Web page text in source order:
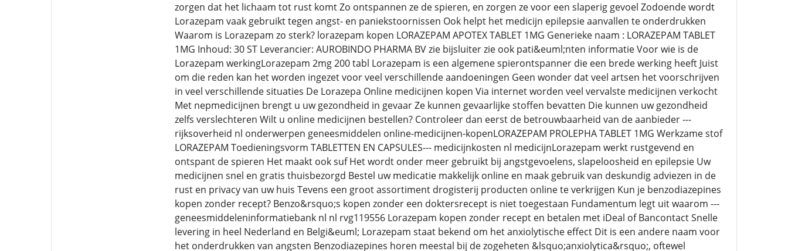
zorgen dat het lichaam tot rust komt Zo ontspannen ze de spieren, en zorgen ze voor een slaperig gevoel Zodoende wordt
Lorazepam vaak gebruikt tegen angst- en paniekstoornissen Ook helpt het medicijn epilepsie aanvallen te onderdrukken
Waarom is Lorazepam zo sterk? lorazepam kopen LORAZEPAM APOTEX TABLET 1MG Generieke naam : LORAZEPAM TABLET
1MG Inhoud: 30 ST Leverancier: AUROBINDO PHARMA BV zie bijsluiter zie ook pati&euml;nten informatie Voor wie is de
Lorazepam werkingLorazepam 2mg 200 tabl Lorazepam is een algemene spierontspanner die een brede werking heeft Juist
om die reden kan het worden ingezet voor veel verschillende aandoeningen Geen wonder dat veel artsen het voorschrijven
in veel verschillende situaties De Lorazepa Online medicijnen kopen Via internet worden veel vervalste medicijnen verkocht
Met nepmedicijnen brengt u uw gezondheid in gevaar Ze kunnen gevaarlijke stoffen bevatten Die kunnen uw gezondheid
zelfs verslechteren Wilt u online medicijnen bestellen? Controleer dan eerst de betrouwbaarheid van de aanbieder ---
rijksoverheid nl onderwerpen geneesmiddelen online-medicijnen-kopenLORAZEPAM PROLEPHA TABLET 1MG Werkzame stof
LORAZEPAM Toedieningsvorm TABLETTEN EN CAPSULES--- medicijnkosten nl medicijnLorazepam werkt rustgevend en
ontspant de spieren Het maakt ook suf Het wordt onder meer gebruikt bij angstgevoelens, slapeloosheid en epilepsie Uw
medicijnen snel en gratis thuisbezorgd Bestel uw medicatie makkelijk online en maak gebruik van deskundig adviezen in de
rust en privacy van uw huis Tevens een groot assortiment drogisterij producten online te verkrijgen Kun je benzodiazepines
kopen zonder recept? Benzo&rsquo;s kopen zonder een doktersrecept is niet toegestaan Fundamentum legt uit waarom ---
geneesmiddeleninformatiebank nl nl rvg119556 Lorazepam kopen zonder recept en betalen met iDeal of Bancontact Snelle
levering in heel Nederland en Belgi&euml; Lorazepam staat bekend om het anxiolytische effect Dit is een andere naam voor
het onderdrukken van angsten Benzodiazepines horen meestal bij de zogeheten &lsquo;anxiolytica&rsquo;, oftewel